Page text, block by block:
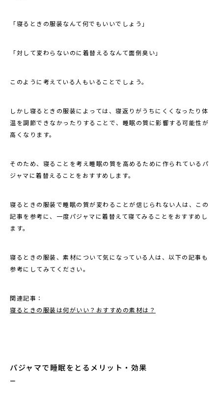
「寝るときの服装なんて何でもいいでしょう」
「対して変わらないのに着替えるなんて面倒臭い」
このように考えている人もいることでしょう。
しかし寝るときの服装によっては、寝返りがうちにくくなったり体
温を調節できなかったりすることで、睡眠の質に影響する可能性が
高くなります。
そのため、寝ることを考え睡眠の質を高めるために作られているパ
ジャマに着替えることをおすすめします。
寝るときの服装で睡眠の質が変わることが信じられない人は、この
記事を参考に、一度パジャマに着替えて寝てみることをおすすめし
ます。
寝るときの服装、素材について気になっている人は、以下の記事も
参考にしてみてください。
関連記事：
寝るときの服装は何がいい？おすすめの素材は？
パジャマで睡眠をとるメリット・効果